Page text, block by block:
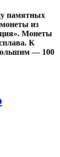
памятных
из
Монеты
К
— 100